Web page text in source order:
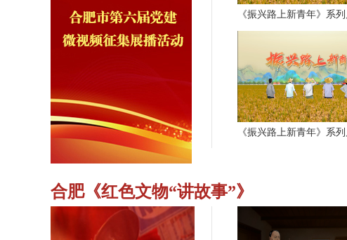
合肥《红色文物“讲故事”》